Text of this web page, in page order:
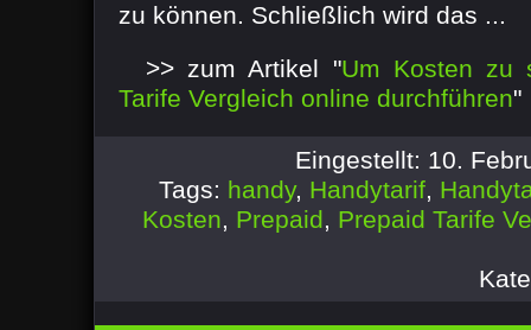
zu können. Schließlich wird das ...
>> zum Artikel "Um Kosten zu
Tarife Vergleich online durchführen"
Eingestellt: 10.
Tags: handy, Handytarif,
Kosten, Prepaid, Prepaid Tarife